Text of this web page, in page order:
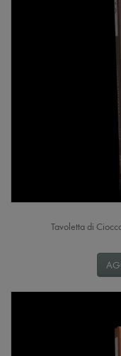
Tavoletta di